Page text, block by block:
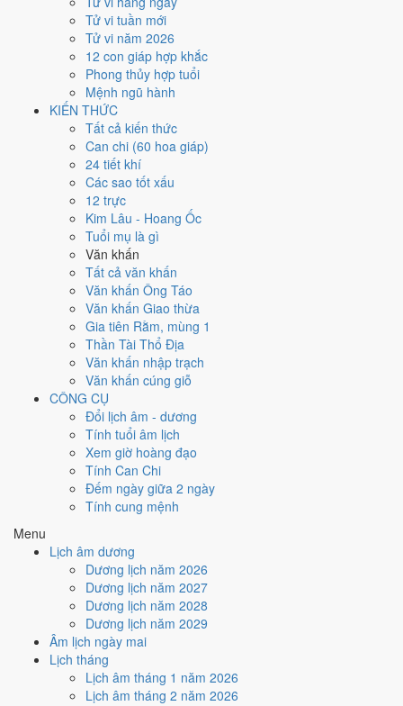
Tử vi tuần mới
Tử vi năm 2026
12 con giáp hợp khắc
Phong thủy hợp tuổi
Mệnh ngũ hành
KIẾN THỨC
Tất cả kiến thức
Can chi (60 hoa giáp)
24 tiết khí
Các sao tốt xấu
12 trực
Kim Lâu - Hoang Ốc
Tuổi mụ là gì
Văn khấn
Tất cả văn khấn
Văn khấn Ông Táo
Văn khấn Giao thừa
Gia tiên Rằm, mùng 1
Thần Tài Thổ Địa
Văn khấn nhập trạch
Văn khấn cúng giỗ
CÔNG CỤ
Đổi lịch âm - dương
Tính tuổi âm lịch
Xem giờ hoàng đạo
Tính Can Chi
Đếm ngày giữa 2 ngày
Tính cung mệnh
Menu
Lịch âm dương
Dương lịch năm 2026
Dương lịch năm 2027
Dương lịch năm 2028
Dương lịch năm 2029
Âm lịch ngày mai
Lịch tháng
Lịch âm tháng 1 năm 2026
Lịch âm tháng 2 năm 2026
Ngày Nhâm Thân có Trực Thành(ngày thành tựu - đại cát, tốt cho
mọi việc) và gặp Sao Thanh Long hoàng đạo
9.0/10nên đây làNgày Đại Cát
trương, ký kết.
Tý, Thìn, Tỵhợp ngày; tuổi
Ngày 24/12/2026 tốt hay xấu cho
việc gì?
Ngày 24/12/2026 đạt9.0/10
Sửa nhà - tu tạo (10/10)
Thành (ngày thành tựu - đại cát, tốt cho mọi việc) và gặp Sao Thanh
Long hoàng đạo nên điểm từng việc chênh nhau như bảng dưới.
Cưới hỏi - đính hôn
Rất tốt
Cưới hỏi - đính hôn hôm nay ở
Thành và Ngày Hoàng Đạo.
Cách tính ngày tốt
Khai trương - mở cửa hàng
Rất tốt
Khai trương - mở cửa hàng hôm nay ở
Trực Thành và Ngày Hoàng Đạo
Cách tính ngày tốt
Ký hợp đồng - giao ước
9/10
Ký hợp đồng - giao ước hôm nay ở
Trực Thành và Ngày Hoàng Đạo
Cách tính ngày tốt
Động thổ - khởi công
/10
Rất tốt
Động thổ - khởi công hôm nay ở
Trực Thành và Ngày Hoàng Đạo
Cách tính ngày tốt